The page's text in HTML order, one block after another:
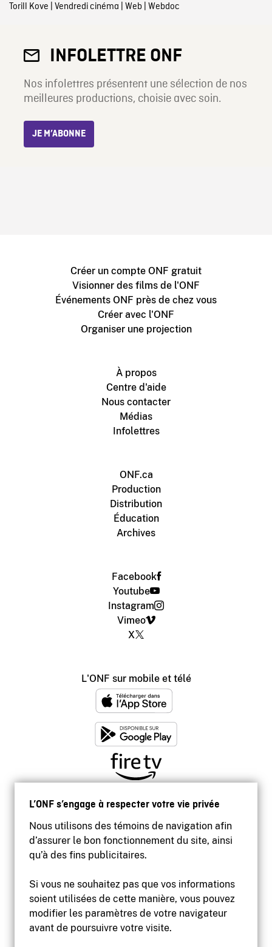
L’ONF s’engage à respecter votre vie privée
Nous utilisons des témoins de navigation afin
d’assurer le bon fonctionnement du site, ainsi
qu’à des fins publicitaires.
Si vous ne souhaitez pas que vos informations
soient utilisées de cette manière, vous pouvez
modifier les paramètres de votre navigateur
avant de poursuivre votre visite.
Torill Kove | Vendredi cinéma | Web | Webdoc
INFOLETTRE ONF
Nos infolettres présentent une sélection de nos
meilleures productions, choisie avec soin.
JE M’ABONNE
Créer un compte ONF gratuit
Visionner des films de l'ONF
Événements ONF près de chez vous
Créer avec l'ONF
Organiser une projection
À propos
Centre d'aide
Nous contacter
Médias
Infolettres
ONF.ca
Production
Distribution
Éducation
Archives
Facebook
Youtube
Instagram
Vimeo
X
L'ONF sur mobile et télé
Accessibilité
Site institutionnel